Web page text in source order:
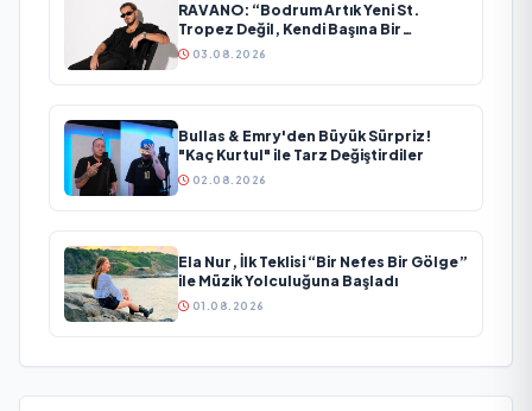
RAVANO: “Bodrum Artık Yeni St.
Tropez Değil, Kendi Başına Bir
Referans”
03.08.2026
Bullas & Emry'den Büyük Sürpriz!
"Kaç Kurtul" ile Tarz Değiştirdiler
02.08.2026
Ela Nur, İlk Teklisi “Bir Nefes Bir Gölge”
ile Müzik Yolculuğuna Başladı
01.08.2026